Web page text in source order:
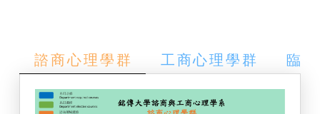
諮商心理學群 工商心理學群 臨